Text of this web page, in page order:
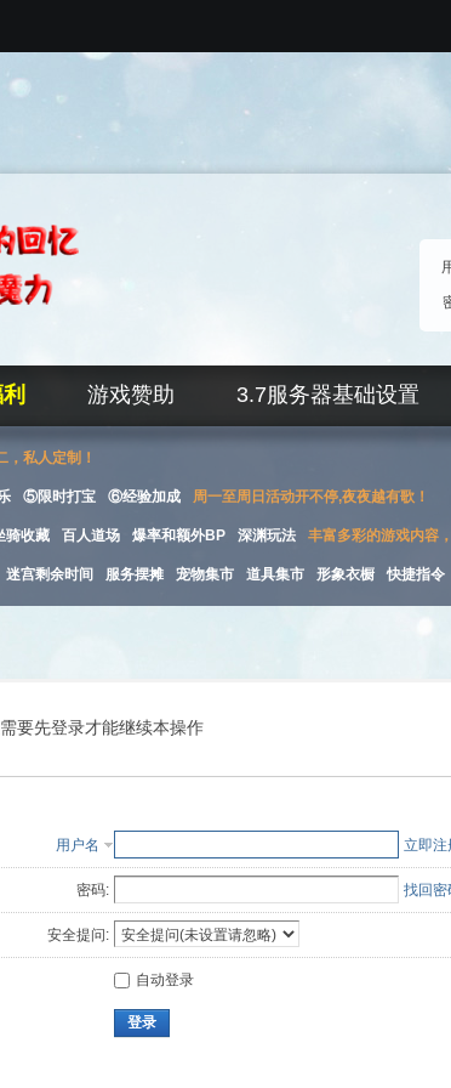
游戏赞助 3.7服务器基础设置
，私人定制！
⑤限时打宝 ⑥经验加成 周一至周日活动开不停,夜夜越有歌！
骑收藏 百人道场 爆率和额外BP 深渊玩法 丰富多彩的游戏内容
迷宫剩余时间 服务摆摊 宠物集市 道具集市 形象衣橱 快捷指令
要先登录才能继续本操作
用户名 立即注
密码: 找回密
安全提问:
自动登录
登录